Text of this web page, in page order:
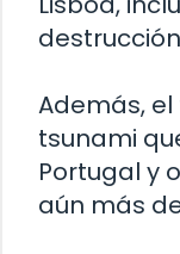
Además,
tsunami
Portugal y
aún más